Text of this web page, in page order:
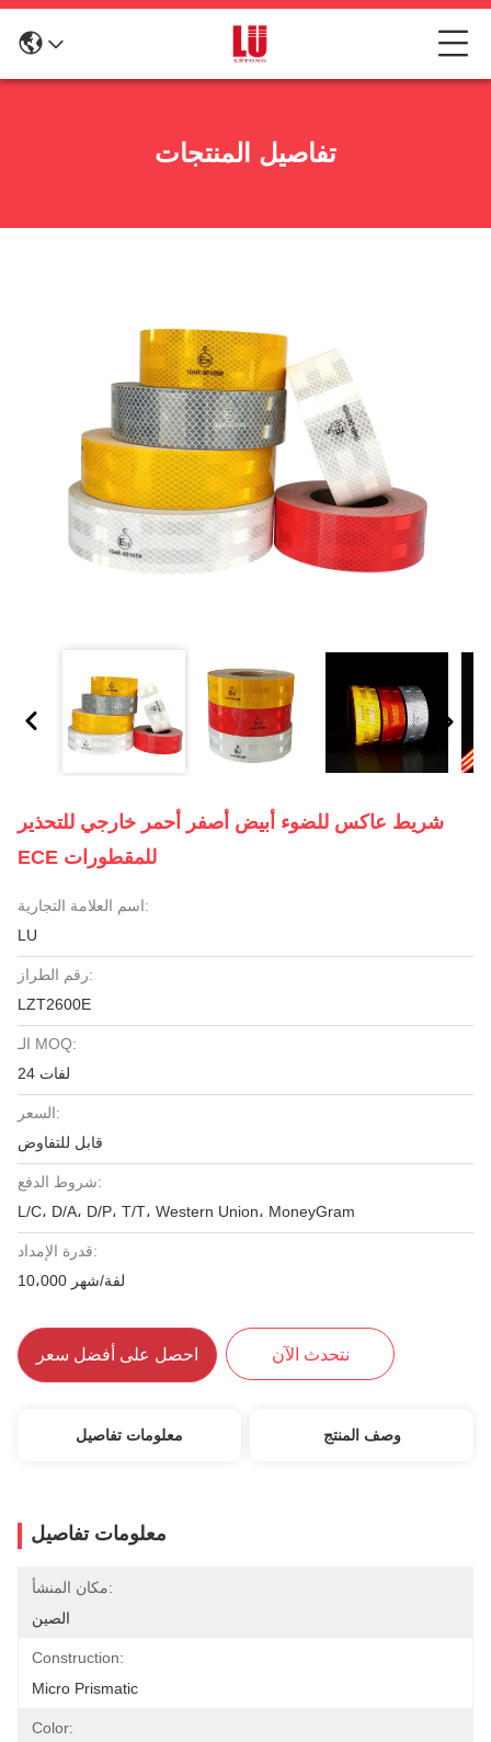
تفاصيل المنتجات
شريط عاكس للضوء أبيض أصفر أحمر خارجي للتحذير
ECE للمقطورات
اسم العلامة التجارية:
LU
رقم الطراز:
LZT2600E
الـ MOQ:
24 لفات
السعر:
قابل للتفاوض
شروط الدفع:
L/C، D/A، D/P، T/T، Western Union، MoneyGram
قدرة الإمداد:
10،000 لفة/شهر
احصل على أفضل سعر نتحدث الآن
معلومات تفاصيل وصف المنتج
معلومات تفاصيل
مكان المنشأ:
الصين
Construction:
Micro Prismatic
Color: